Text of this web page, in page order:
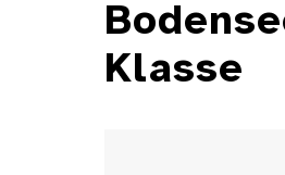
Klasse